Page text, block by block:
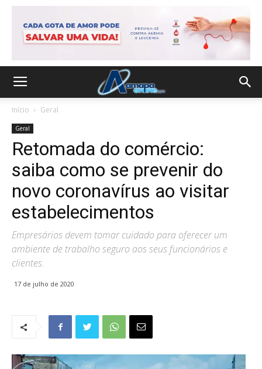
Início Geral
Geral
Retomada do comércio:
saiba como se prevenir do
novo coronavírus ao visitar
estabelecimentos
Empresários devem tomar cuidado para oferecer um
ambiente de trabalho seguro aos seus funcionários e
clientes.
17 de julho de 2020